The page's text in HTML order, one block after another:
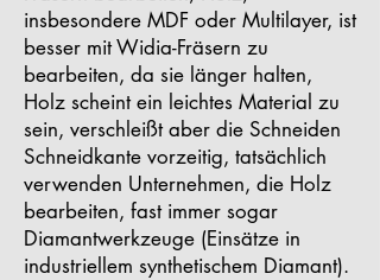
insbesondere MDF oder Multilayer, ist
besser mit Widia-Fräsern zu
bearbeiten, da sie länger halten,
Holz scheint ein leichtes Material zu
sein, verschleißt aber die Schneiden
Schneidkante vorzeitig, tatsächlich
verwenden Unternehmen, die Holz
bearbeiten, fast immer sogar
Diamantwerkzeuge (Einsätze in
industriellem synthetischem Diamant).